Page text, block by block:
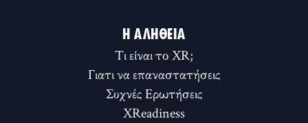
Η ΑΛΉΘΕΙΑ
Τι είναι το XR;
Γιατι να επαναστατήσεις
Συχνές Ερωτήσεις
XReadiness